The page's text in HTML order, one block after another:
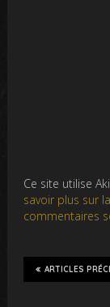
Ce site utilise
savoir plus sur
commentaires
ARTICLES